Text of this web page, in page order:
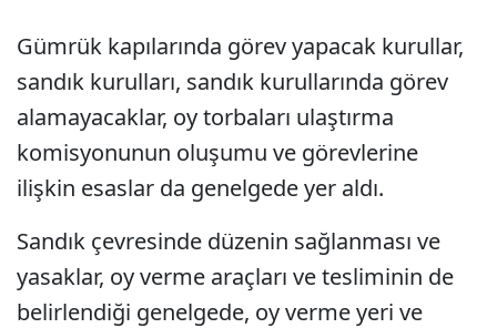
Gümrük kapılarında görev yapacak kurullar,
sandık kurulları, sandık kurullarında görev
alamayacaklar, oy torbaları ulaştırma
komisyonunun oluşumu ve görevlerine
ilişkin esaslar da genelgede yer aldı.
Sandık çevresinde düzenin sağlanması ve
yasaklar, oy verme araçları ve tesliminin de
belirlendiği genelgede, oy verme yeri ve